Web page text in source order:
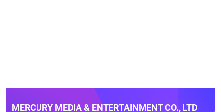
MERCURY MEDIA & ENTERTAINMENT CO., LTD